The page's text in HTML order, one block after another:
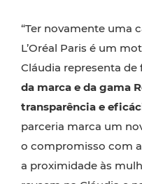
“Ter novamente uma
L’Oréal Paris é um
Cláudia representa
da marca e da gama
transparência e
parceria marca um
o compromisso com
a proximidade às